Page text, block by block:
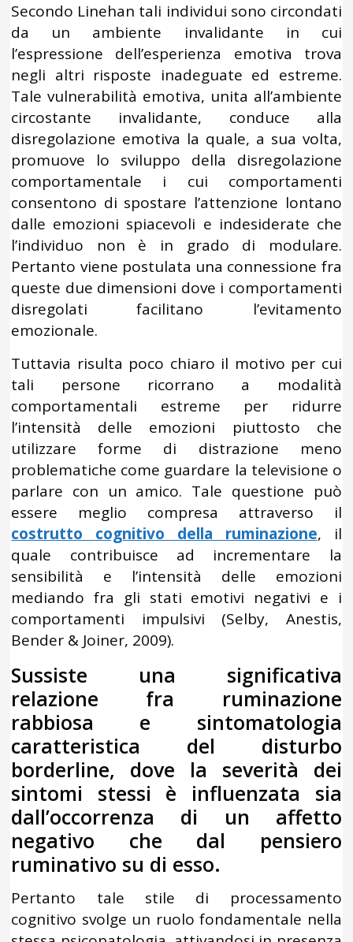
Secondo Linehan tali individui sono circondati
da un ambiente invalidante in cui
l’espressione dell’esperienza emotiva trova
negli altri risposte inadeguate ed estreme.
Tale vulnerabilità emotiva, unita all’ambiente
circostante invalidante, conduce alla
disregolazione emotiva la quale, a sua volta,
promuove lo sviluppo della disregolazione
comportamentale i cui comportamenti
consentono di spostare l’attenzione lontano
dalle emozioni spiacevoli e indesiderate che
l’individuo non è in grado di modulare.
Pertanto viene postulata una connessione fra
queste due dimensioni dove i comportamenti
disregolati facilitano l’evitamento
emozionale.
Tuttavia risulta poco chiaro il motivo per cui
tali persone ricorrano a modalità
comportamentali estreme per ridurre
l’intensità delle emozioni piuttosto che
utilizzare forme di distrazione meno
problematiche come guardare la televisione o
parlare con un amico. Tale questione può
essere meglio compresa attraverso il
costrutto cognitivo della ruminazione, il
quale contribuisce ad incrementare la
sensibilità e l’intensità delle emozioni
mediando fra gli stati emotivi negativi e i
comportamenti impulsivi (Selby, Anestis,
Bender & Joiner, 2009).
Sussiste una significativa
relazione fra ruminazione
rabbiosa e sintomatologia
caratteristica del disturbo
borderline, dove la severità dei
sintomi stessi è influenzata sia
dall’occorrenza di un affetto
negativo che dal pensiero
ruminativo su di esso.
Pertanto tale stile di processamento
cognitivo svolge un ruolo fondamentale nella